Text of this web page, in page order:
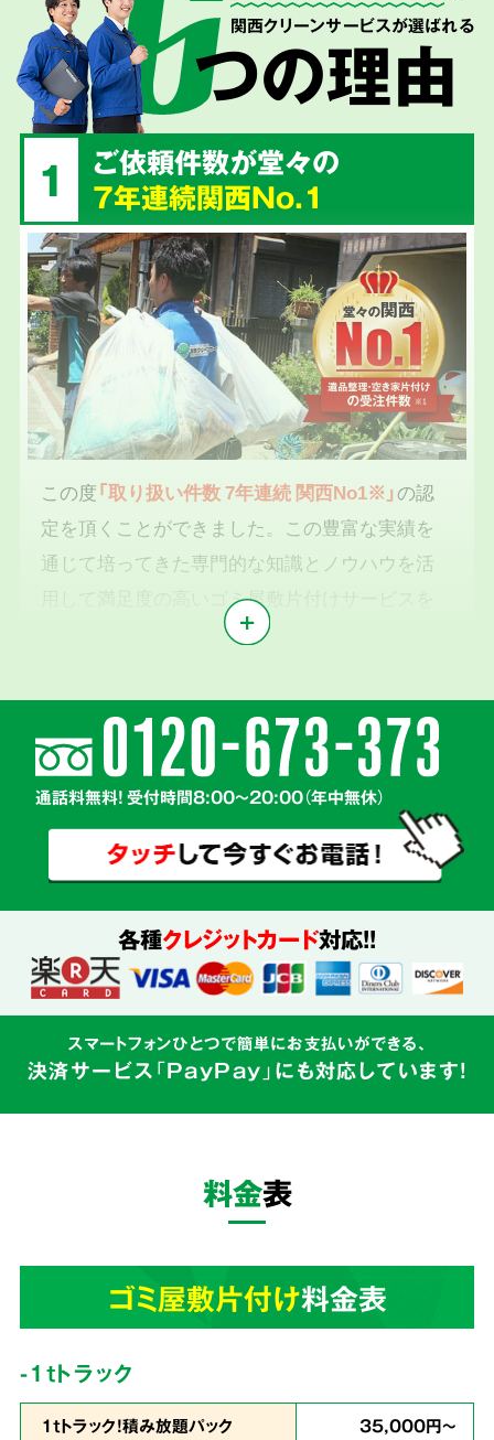
関西クリーンサービスが選ばれる
つの理由
1
ご依頼件数が堂々の
7年連続関西No.1
この度「取り扱い件数 7年連続 関西No1※」の認
定を頂くことができました。この豊富な実績を
通じて培ってきた専門的な知識とノウハウを活
用して満足度の高いゴミ屋敷片付けサービスを
2
気持ちに寄り添う
親切丁寧な対応
真心を
込めて対応
を心がけています。
業界最安値を目指しています!
通話料無料! 受付時間8:00～20:00（年中無休）
各種クレジットカード対応!!
スマートフォンひとつで簡単にお支払いができる、
決済サービス「PayPay」にも対応しています!
料金表
ゴミ屋敷片付け料金表
-1tトラック
1ｔトラック！積み放題パック 35,000円～